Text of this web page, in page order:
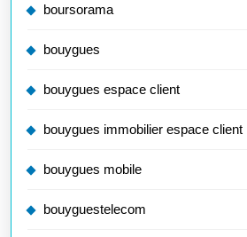
boursorama
bouygues
bouygues espace client
bouygues immobilier espace client
bouygues mobile
bouyguestelecom